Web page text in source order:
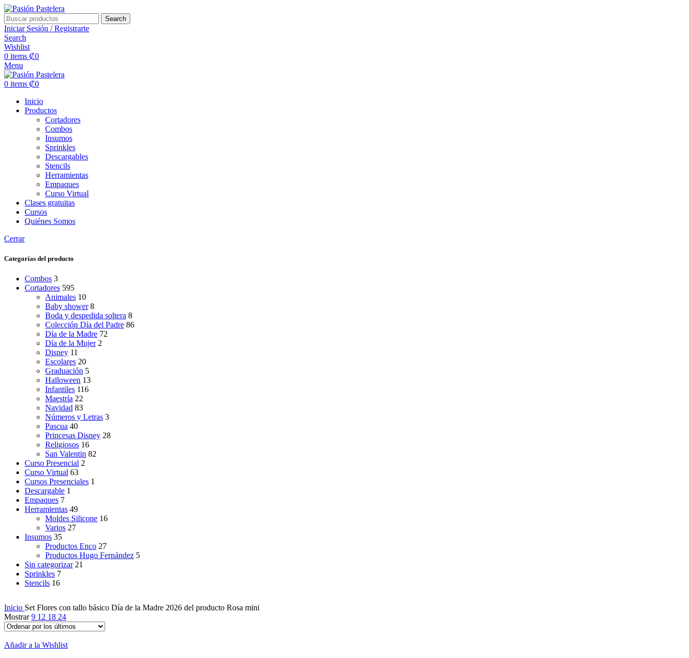
Search
Iniciar Sesión / Registrarte
Search
Wishlist
0 items ₡0
Menu
0 items ₡0
Inicio
Productos
Cortadores
Combos
Insumos
Sprinkles
Descargables
Stencils
Herramientas
Empaques
Curso Virtual
Clases gratuitas
Cursos
Quiénes Somos
Cerrar
Categorías del producto
Combos 3
Cortadores 595
Animales 10
Baby shower 8
Boda y despedida soltera 8
Colección Día del Padre 86
Día de la Madre 72
Día de la Mujer 2
Disney 11
Escolares 20
Graduación 5
Halloween 13
Infantiles 116
Maestría 22
Navidad 83
Números y Letras 3
Pascua 40
Princesas Disney 28
Religiosos 16
San Valentin 82
Curso Presencial 2
Curso Virtual 63
Cursos Presenciales 1
Descargable 1
Empaques 7
Herramientas 49
Moldes Silicone 16
Varios 27
Insumos 35
Productos Enco 27
Productos Hugo Fernández 5
Sin categorizar 21
Sprinkles 7
Stencils 16
Inicio Set Flores con tallo básico Día de la Madre 2026 del producto Rosa mini
Mostrar9 12 18 24
Añadir a la Wishlist